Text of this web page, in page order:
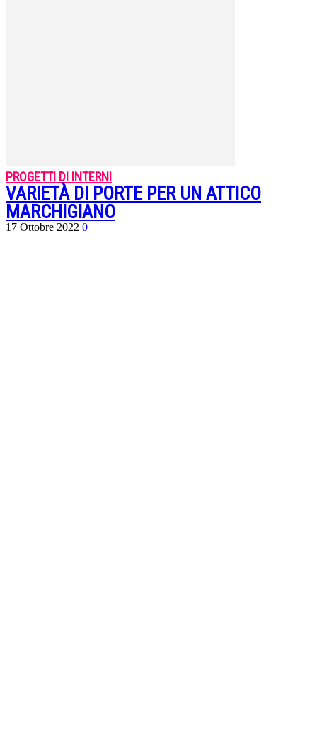
PROGETTI DI INTERNI
VARIETÀ DI PORTE PER UN ATTICO
MARCHIGIANO
17 Ottobre 2022 0